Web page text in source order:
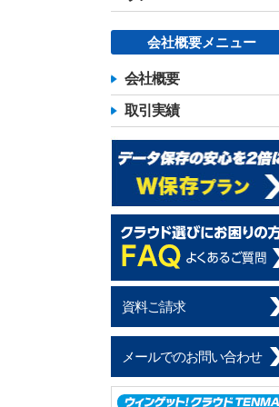
会社概要メニュー
会社概要
取引実績
資料ご請求
メールでのお問い合わせ